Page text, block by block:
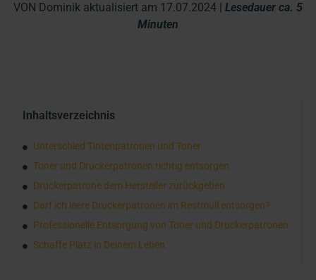
VON Dominik aktualisiert am 17.07.2024 | Lesedauer ca. 5
Minuten
Inhaltsverzeichnis
Unterschied Tintenpatronen und Toner
Toner und Druckerpatronen richtig entsorgen
Druckerpatrone dem Hersteller zurückgeben
Darf ich leere Druckerpatronen im Restmüll entsorgen?
Professionelle Entsorgung von Toner und Druckerpatronen
Schaffe Platz in Deinem Leben.